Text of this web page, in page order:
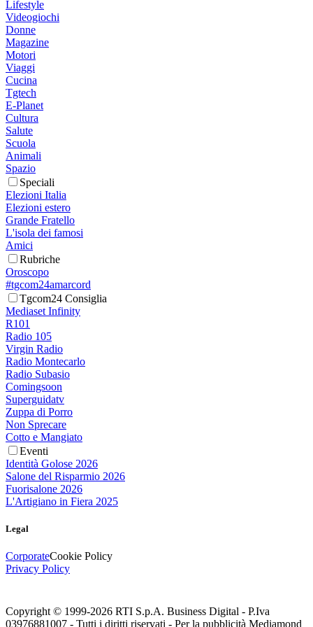
Lifestyle
Videogiochi
Donne
Magazine
Motori
Viaggi
Cucina
Tgtech
E-Planet
Cultura
Salute
Scuola
Animali
Spazio
Speciali
Elezioni Italia
Elezioni estero
Grande Fratello
L'isola dei famosi
Amici
Rubriche
Oroscopo
#tgcom24amarcord
Tgcom24 Consiglia
Mediaset Infinity
R101
Radio 105
Virgin Radio
Radio Montecarlo
Radio Subasio
Comingsoon
Superguidatv
Zuppa di Porro
Non Sprecare
Cotto e Mangiato
Eventi
Identità Golose 2026
Salone del Risparmio 2026
Fuorisalone 2026
L'Artigiano in Fiera 2025
Legal
CorporateCookie Policy
Privacy Policy
Copyright © 1999-2026 RTI S.p.A. Business Digital - P.Iva
03976881007 - Tutti i diritti riservati - Per la pubblicità Mediamond